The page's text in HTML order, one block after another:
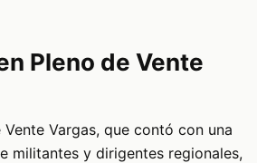
Pleno de Vente
Vargas, que contó con una
militantes y dirigentes regionales,